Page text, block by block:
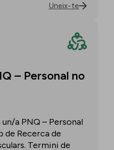
Uneix-te
– Personal no
a PNQ – Personal
de Recerca de
Termini de